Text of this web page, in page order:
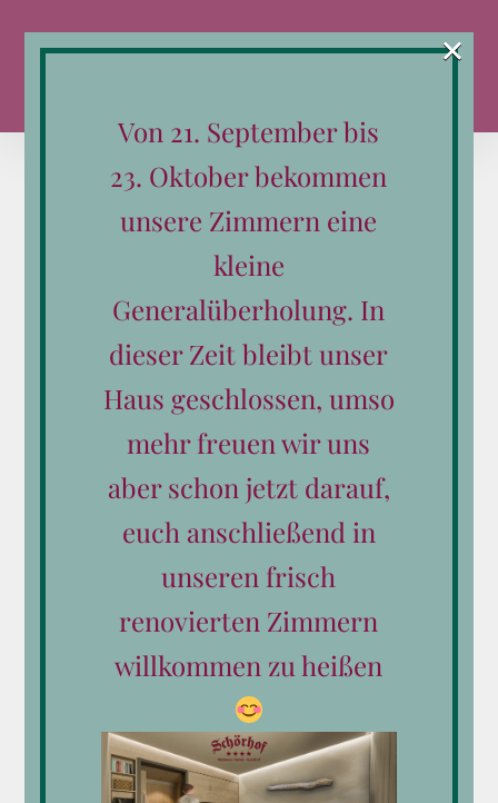
Inhalt
Sortieren nach Name
Zeige 24 Produkte
Von 21. September bis
23. Oktober bekommen
unsere Zimmern eine
kleine
Generalüberholung. In
dieser Zeit bleibt unser
Haus geschlossen, umso
mehr freuen wir uns
aber schon jetzt darauf,
euch anschließend in
unseren frisch
renovierten Zimmern
willkommen zu heißen
×